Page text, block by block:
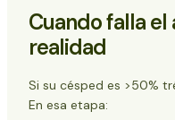
Cuando falla el
realidad
Si su césped es >50%
En esa etapa: